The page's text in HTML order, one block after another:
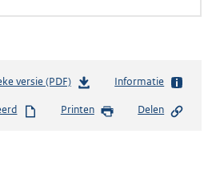
versie (PDF)b
s
Informatie
Printen Delen